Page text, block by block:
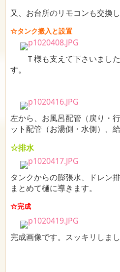
又、お台所のリモコンも交換し
☆タンク搬入と設置
Ｔ様も支えて下さいました
す。
左から、お風呂配管（戻り・
ット配管（お湯側・水側）、
☆排水
タンクからの膨張水、ドレン
まとめて樋に導きます。
☆完成
完成画像です。スッキリしまし